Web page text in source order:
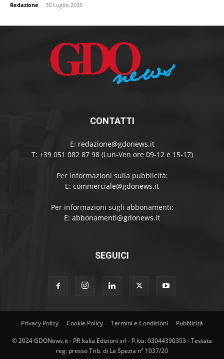
Redazione - 30 Luglio 2026
CONTATTI
E: redazione@gdonews.it
T: +39 051 082 87 98 (Lun-Ven ore 09-12 e 15-17)
Per informazioni sulla pubblicità:
E: commerciale@gdonews.it
Per informazioni sugli abbonamenti:
E: abbonamenti@gdonews.it
SEGUICI
Privacy Policy Cookie Policy Termini e Condizioni Pubblicità
© 2024 GDONews.it - PR Italia Edizioni srl - P.Iva: 03044390353 - Testata
reg. presso Trib. di La Spezia n° 1037/20